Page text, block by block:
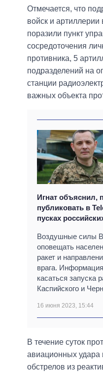
Отмечается, что
войск и артиллерии
поразили пункт
сосредоточения
противника, 5
подразделений на
станции
важных объекта
Игнат объяснил,
публиковать в
пусках
Воздушные силы
оповещать
ракет и
врага.
касаться запуска
Каспийского и
16 июня 2023, 15:44
В течение суток
авиационных
обстрелов из